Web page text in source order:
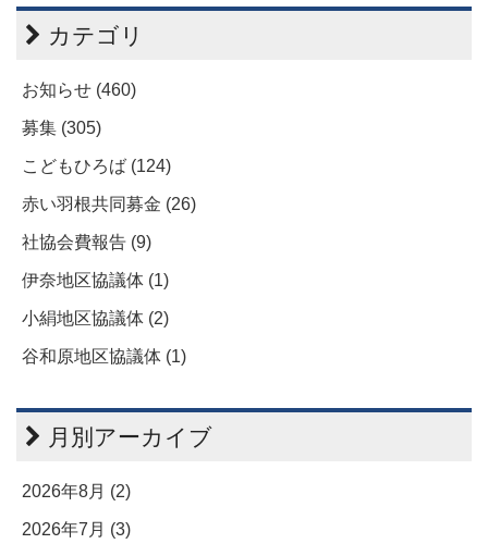
カテゴリ
お知らせ (460)
募集 (305)
こどもひろば (124)
赤い羽根共同募金 (26)
社協会費報告 (9)
伊奈地区協議体 (1)
小絹地区協議体 (2)
谷和原地区協議体 (1)
月別アーカイブ
2026年8月 (2)
2026年7月 (3)